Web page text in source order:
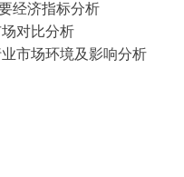
经济指标分析
对比分析
市场环境及影响分析